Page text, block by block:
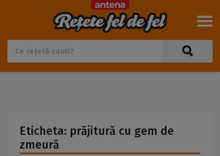
Eticheta: prăjitură cu gem de
zmeură